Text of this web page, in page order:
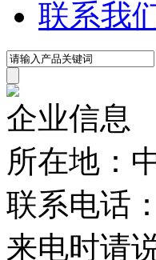
联系我
企业信息
所在地：
联系电话：
来电时请